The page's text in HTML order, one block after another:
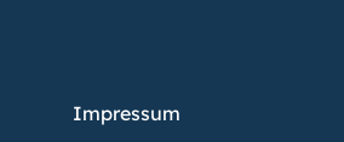
Impressum